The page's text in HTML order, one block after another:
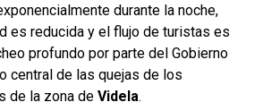
durante la noche,
es reducida y el flujo de turistas es
profundo por parte del Gobierno
central de las quejas de los
de la zona de Videla.